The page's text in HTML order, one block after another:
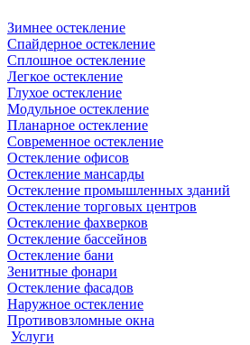
Зимнее остекление
Спайдерное остекление
Сплошное остекление
Легкое остекление
Глухое остекление
Модульное остекление
Планарное остекление
Современное остекление
Остекление офисов
Остекление мансарды
Остекление промышленных зданий
Остекление торговых центров
Остекление фахверков
Остекление бассейнов
Остекление бани
Зенитные фонари
Остекление фасадов
Наружное остекление
Противовзломные окна
Услуги